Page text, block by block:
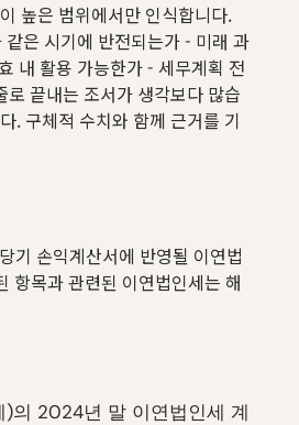
높은 범위에서만 인식합니다.
은 시기에 반전되는가 - 미래 과
내 활용 가능한가 - 세무계획 전
끝내는 조서가 생각보다 많습
. 구체적 수치와 함께 근거를 기
기 손익계산서에 반영될 이연법
항목과 관련된 이연법인세는 해
의 2024년 말 이연법인세 계